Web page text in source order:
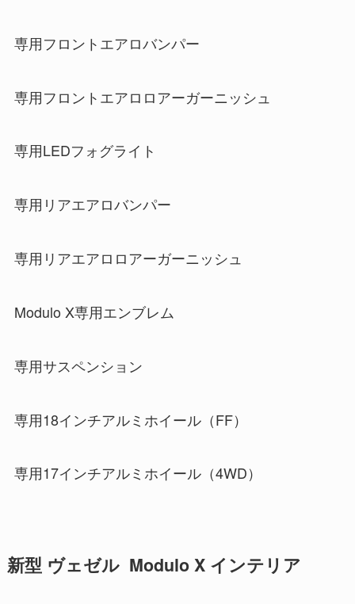
専用フロントエアロバンパー
専用フロントエアロロアーガーニッシュ
専用LEDフォグライト
専用リアエアロバンパー
専用リアエアロロアーガーニッシュ
Modulo X専用エンブレム
専用サスペンション
専用18インチアルミホイール（FF）
専用17インチアルミホイール（4WD）
新型 ヴェゼル Modulo X インテリア